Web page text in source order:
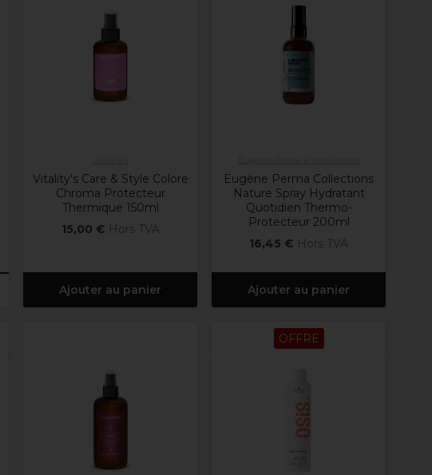
Vitality's Care & Style Colore
Chroma Protecteur
Thermique 150ml
15,00 € Hors TVA
Ajouter au panier
Eugène Perma Collections
Nature Spray Hydratant
Quotidien Thermo-
Protecteur 200ml
16,45 € Hors TVA
Ajouter au panier
OFFRE